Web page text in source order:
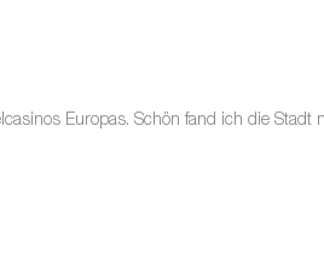
Europas. Schön fand ich die